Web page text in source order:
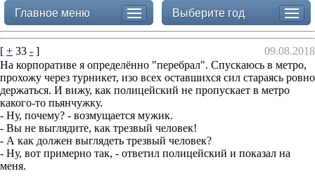
Главное меню
Выберите год
[ + 33 - ]
09.08.2018
На корпоративе я определённо "перебрал". Спускаюсь в метро,
прохожу через турникет, изо всех оставшихся сил стараясь ровно
держаться. И вижу, как полицейский не пропускает в метро
какого-то пьянчужку.
- Ну, почему? - возмущается мужик.
- Вы не выглядите, как трезвый человек!
- А как должен выглядеть трезвый человек?
- Ну, вот примерно так, - ответил полицейский и показал на
меня.